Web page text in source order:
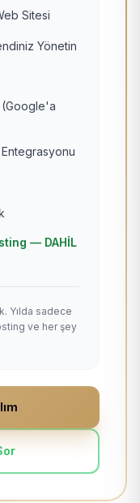
Sitesi
Yönetin
(Google'a
— DAHİL
Yılda sadece
ve her şey